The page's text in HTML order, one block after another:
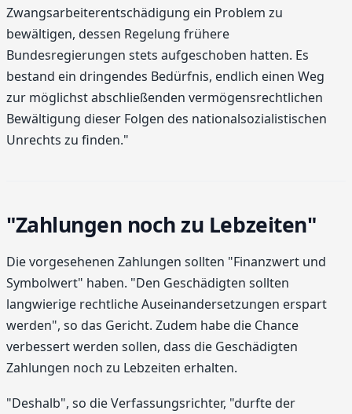
Zwangsarbeiterentschädigung ein Problem zu
bewältigen, dessen Regelung frühere
Bundesregierungen stets aufgeschoben hatten. Es
bestand ein dringendes Bedürfnis, endlich einen Weg
zur möglichst abschließenden vermögensrechtlichen
Bewältigung dieser Folgen des nationalsozialistischen
Unrechts zu finden."
"Zahlungen noch zu Lebzeiten"
Die vorgesehenen Zahlungen sollten "Finanzwert und
Symbolwert" haben. "Den Geschädigten sollten
langwierige rechtliche Auseinandersetzungen erspart
werden", so das Gericht. Zudem habe die Chance
verbessert werden sollen, dass die Geschädigten
Zahlungen noch zu Lebzeiten erhalten.
"Deshalb", so die Verfassungsrichter, "durfte der